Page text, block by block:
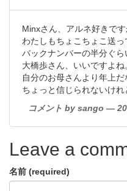
Minxさん、アルネ好きです
わたしもちょこちょこ送っ
バックナンバーの半分ぐ
大橋歩さん、いいですよね
自分のお母さんより年上だ
ちょっと信じられないけれ
コメント by sango —
Leave a
名前 (required)